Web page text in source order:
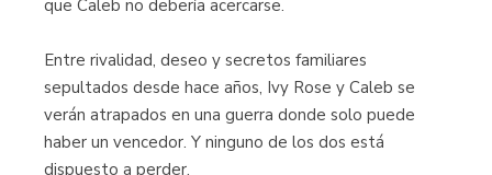
que Caleb no debería acercarse.
Entre rivalidad, deseo y secretos familiares
sepultados desde hace años, Ivy Rose y Caleb se
verán atrapados en una guerra donde solo puede
haber un vencedor. Y ninguno de los dos está
dispuesto a perder.